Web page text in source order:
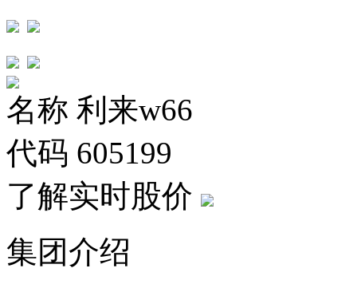
名称 利来w66
代码 605199
了解实时股价
集团介绍